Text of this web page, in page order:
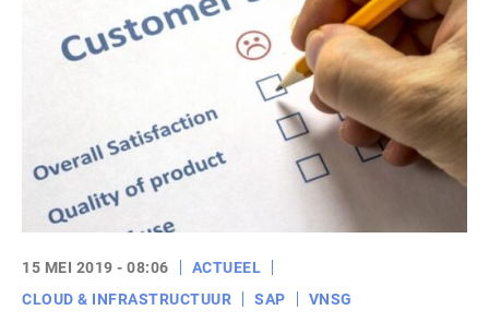
15 MEI 2019 - 08:06
ACTUEEL
CLOUD & INFRASTRUCTUUR
SAP VNSG